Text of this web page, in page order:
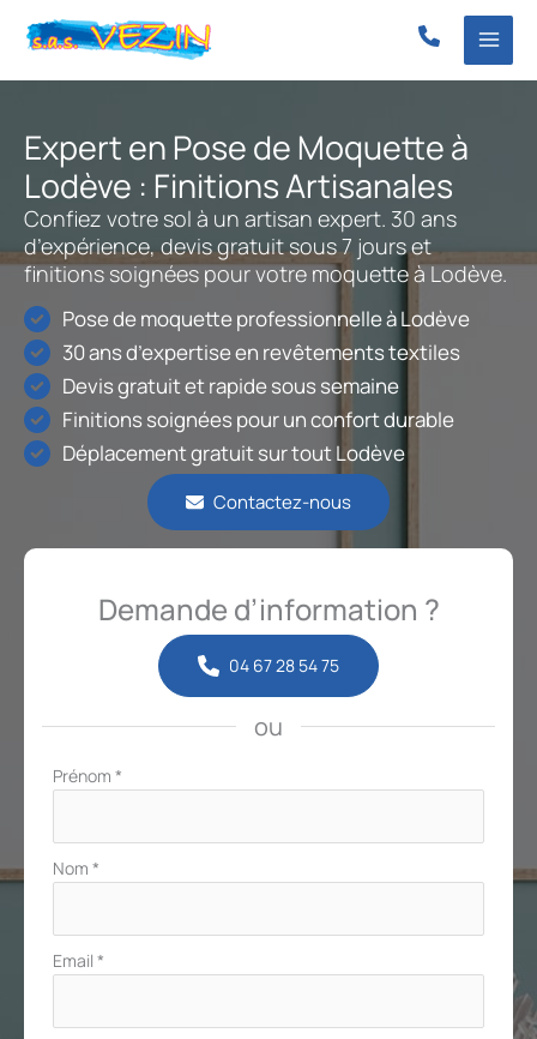
Expert en Pose de Moquette à
Lodève : Finitions Artisanales
Confiez votre sol à un artisan expert. 30 ans
d’expérience, devis gratuit sous 7 jours et
finitions soignées pour votre moquette à Lodève.
Pose de moquette professionnelle à Lodève
30 ans d’expertise en revêtements textiles
Devis gratuit et rapide sous semaine
Finitions soignées pour un confort durable
Déplacement gratuit sur tout Lodève
Contactez-nous
Demande d’information ?
04 67 28 54 75
ou
Formulaire
Prénom *
Nom *
Email *